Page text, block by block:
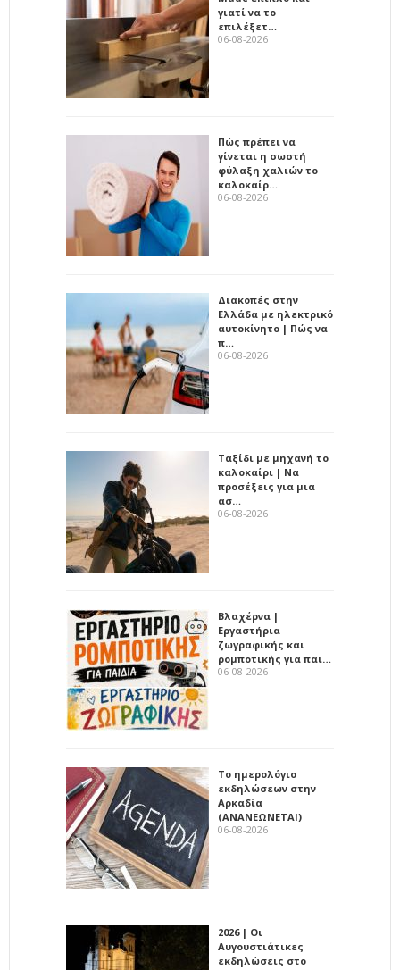
γιατί να το
επιλέξετ…
06-08-2026
Πώς πρέπει να
γίνεται η σωστή
φύλαξη χαλιών το
καλοκαίρ…
06-08-2026
Διακοπές στην
Ελλάδα με ηλεκτρικό
αυτοκίνητο | Πώς να
π…
06-08-2026
Ταξίδι με μηχανή το
καλοκαίρι | Να
προσέξεις για μια
ασ…
06-08-2026
Βλαχέρνα |
Εργαστήρια
ζωγραφικής και
ρομποτικής για παι…
06-08-2026
Το ημερολόγιο
εκδηλώσεων στην
Αρκαδία
(ΑΝΑΝΕΩΝΕΤΑΙ)
06-08-2026
2026 | Οι
Αυγουστιάτικες
εκδηλώσεις στο